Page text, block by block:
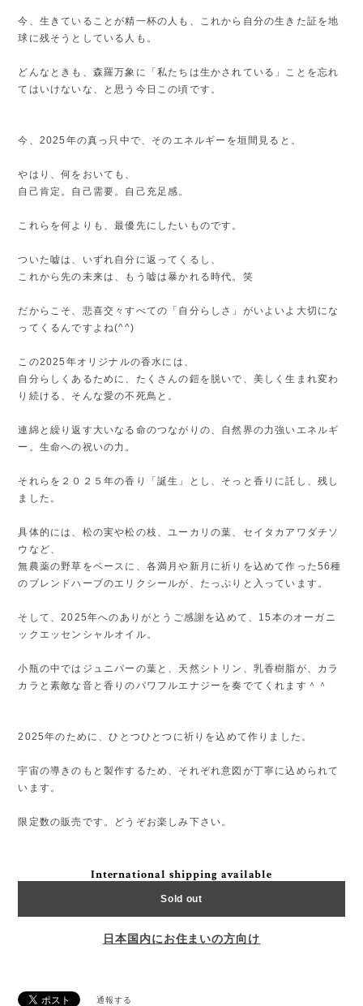
今、生きていることが精一杯の人も、これから自分の生きた証を地
球に残そうとしている人も。
どんなときも、森羅万象に「私たちは生かされている」ことを忘れ
てはいけないな、と思う今日この頃です。
今、2025年の真っ只中で、そのエネルギーを垣間見ると。
やはり、何をおいても、
自己肯定。自己需要。自己充足感。
これらを何よりも、最優先にしたいものです。
ついた嘘は、いずれ自分に返ってくるし、
これから先の未来は、もう嘘は暴かれる時代。笑
だからこそ、悲喜交々すべての「自分らしさ」がいよいよ大切にな
ってくるんですよね(^^)
この2025年オリジナルの香水には、
自分らしくあるために、たくさんの鎧を脱いで、美しく生まれ変わ
り続ける、そんな愛の不死鳥と。
連綿と繰り返す大いなる命のつながりの、自然界の力強いエネルギ
ー。生命への祝いの力。
それらを２０２５年の香り「誕生」とし、そっと香りに託し、残し
ました。
具体的には、松の実や松の枝、ユーカリの葉、セイタカアワダチソ
ウなど、
無農薬の野草をベースに、各満月や新月に祈りを込めて作った56種
のブレンドハーブのエリクシールが、たっぷりと入っています。
そして、2025年へのありがとうご感謝を込めて、15本のオーガニ
ックエッセンシャルオイル。
小瓶の中ではジュニパーの葉と、天然シトリン、乳香樹脂が、カラ
カラと素敵な音と香りのパワフルエナジーを奏でてくれます＾＾
2025年のために、ひとつひとつに祈りを込めて作りました。
宇宙の導きのもと製作するため、それぞれ意図が丁寧に込められて
います。
限定数の販売です。どうぞお楽しみ下さい。
International shipping available
Sold out
日本国内にお住まいの方向け
通報する